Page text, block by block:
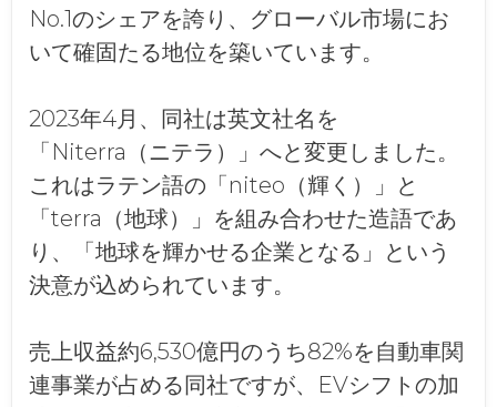
No.1のシェアを誇り、グローバル市場にお
いて確固たる地位を築いています。
2023年4月、同社は英文社名を
「Niterra（ニテラ）」へと変更しました。
これはラテン語の「niteo（輝く）」と
「terra（地球）」を組み合わせた造語であ
り、「地球を輝かせる企業となる」という
決意が込められています。
売上収益約6,530億円のうち82%を自動車関
連事業が占める同社ですが、EVシフトの加